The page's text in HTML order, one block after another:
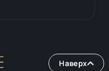
Наверх